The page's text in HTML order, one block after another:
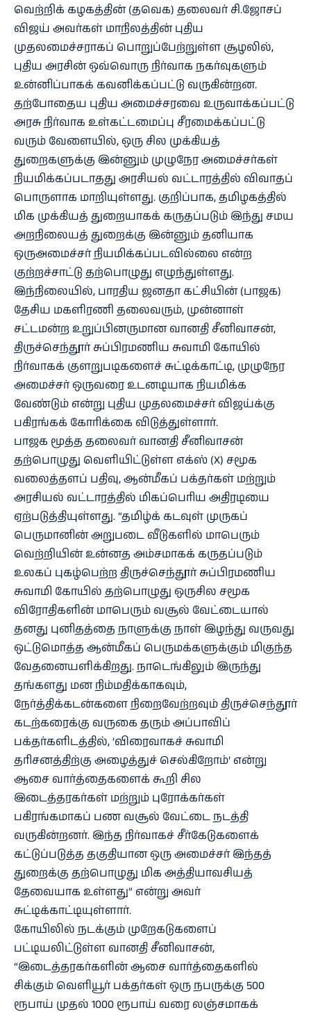
வெற்றிக் கழகத்தின் (தவெக) தலைவர் சி.ஜோசப்
விஜய் அவர்கள் மாநிலத்தின் புதிய
முதலமைச்சராகப் பொறுப்பேற்றுள்ள சூழலில்,
புதிய அரசின் ஒவ்வொரு நிர்வாக நகர்வுகளும்
உன்னிப்பாகக் கவனிக்கப்பட்டு வருகின்றன.
தற்போதைய புதிய அமைச்சரவை உருவாக்கப்பட்டு
அரசு நிர்வாக உள்கட்டமைப்பு சீரமைக்கப்பட்டு
வரும் வேளையில், ஒரு சில முக்கியத்
துறைகளுக்கு இன்னும் முழுநேர அமைச்சர்கள்
நியமிக்கப்படாதது அரசியல் வட்டாரத்தில் விவாதப்
பொருளாக மாறியுள்ளது. குறிப்பாக, தமிழகத்தில்
மிக முக்கியத் துறையாகக் கருதப்படும் இந்து சமய
அறநிலையத் துறைக்கு இன்னும் தனியாக
ஒருஅமைச்சர் நியமிக்கப்படவில்லை என்ற
குற்றச்சாட்டு தற்பொழுது எழுந்துள்ளது.
இந்நிலையில், பாரதிய ஜனதா கட்சியின் (பாஜக)
தேசிய மகளிரணி தலைவரும், முன்னாள்
சட்டமன்ற உறுப்பினருமான வானதி சீனிவாசன்,
திருச்செந்தூர் சுப்பிரமணிய சுவாமி கோயில்
நிர்வாகக் குளறுபடிகளைச் சுட்டிக்காட்டி, முழுநேர
அமைச்சர் ஒருவரை உடனடியாக நியமிக்க
வேண்டும் என்று புதிய முதலமைச்சர் விஜய்க்கு
பகிரங்கக் கோரிக்கை விடுத்துள்ளார்.
பாஜக மூத்த தலைவர் வானதி சீனிவாசன்
தற்பொழுது வெளியிட்டுள்ள எக்ஸ் (X) சமூக
வலைத்தளப் பதிவு, ஆன்மீகப் பக்தர்கள் மற்றும்
அரசியல் வட்டாரத்தில் மிகப்பெரிய அதிரடியை
ஏற்படுத்தியுள்ளது. “தமிழ்க் கடவுள் முருகப்
பெருமானின் அறுபடை வீடுகளில் மாபெரும்
வெற்றியின் உன்னத அம்சமாகக் கருதப்படும்
உலகப் புகழ்பெற்ற திருச்செந்தூர் சுப்பிரமணிய
சுவாமி கோயில் தற்பொழுது ஒருசில சமூக
விரோதிகளின் மாபெரும் வசூல் வேட்டையால்
தனது புனிதத்தை நாளுக்கு நாள் இழந்து வருவது
ஒட்டுமொத்த ஆன்மீகப் பெருமக்களுக்கும் மிகுந்த
வேதனையளிக்கிறது. நாடெங்கிலும் இருந்து
தங்களது மன நிம்மதிக்காகவும்,
நேர்த்திக்கடன்களை நிறைவேற்றவும் திருச்செந்தூர்
கடற்கரைக்கு வருகை தரும் அப்பாவிப்
பக்தர்களிடத்தில், ‘விரைவாகச் சுவாமி
தரிசனத்திற்கு அழைத்துச் செல்கிறோம்’ என்று
ஆசை வார்த்தைகளைக் கூறி சில
இடைத்தரகர்கள் மற்றும் புரோக்கர்கள்
பகிரங்கமாகப் பண வசூல் வேட்டை நடத்தி
வருகின்றனர். இந்த நிர்வாகச் சீர்கேடுகளைக்
கட்டுப்படுத்த தகுதியான ஒரு அமைச்சர் இந்தத்
துறைக்கு தற்பொழுது மிக அத்தியாவசியத்
தேவையாக உள்ளது” என்று அவர்
சுட்டிக்காட்டியுள்ளார்.
கோயிலில் நடக்கும் முறேகடுகளைப்
பட்டியலிட்டுள்ள வானதி சீனிவாசன்,
“இடைத்தரகர்களின் ஆசை வார்த்தைகளில்
சிக்கும் வெளியூர் பக்தர்கள் ஒரு நபருக்கு 500
ரூபாய் முதல் 1000 ரூபாய் வரை லஞ்சமாகக்